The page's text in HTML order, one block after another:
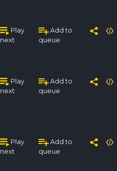
Play
next
Add to
queue
Play
next
Add to
queue
Play
next
Add to
queue